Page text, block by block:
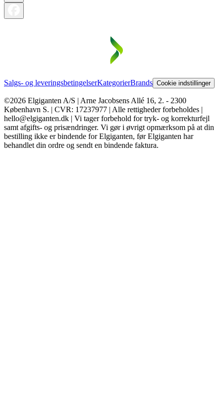
Salgs- og leveringsbetingelserKategorierBrands Cookie indstillinger
©2026 Elgiganten A/S | Arne Jacobsens Allé 16, 2. - 2300
København S. | CVR: 17237977 | Alle rettigheder forbeholdes |
hello@elgiganten.dk | Vi tager forbehold for tryk- og korrekturfejl
samt afgifts- og prisændringer. Vi gør i øvrigt opmærksom på at din
bestilling ikke er bindende for Elgiganten, før Elgiganten har
behandlet din ordre og sendt en bindende faktura.